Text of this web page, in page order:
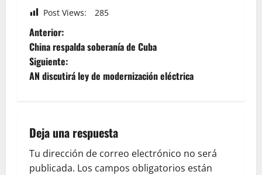
Post Views: 285
Anterior:
China respalda soberanía de Cuba
Siguiente:
AN discutirá ley de modernización eléctrica
Deja una respuesta
Tu dirección de correo electrónico no será
publicada. Los campos obligatorios están